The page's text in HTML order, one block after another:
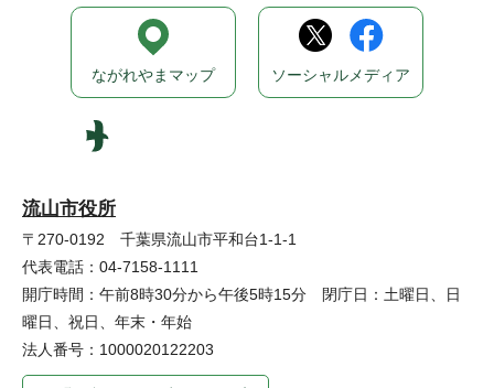
流山市役所
〒270-0192 千葉県流山市平和台1-1-1
代表電話：04-7158-1111
開庁時間：午前8時30分から午後5時15分 閉庁日：土曜日、日
曜日、祝日、年末・年始
法人番号：1000020122203
ながれやまマップ ソーシャルメディア